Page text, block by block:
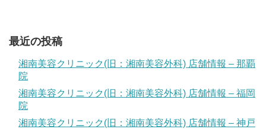
最近の投稿
湘南美容クリニック(旧：湘南美容外科) 店舗情報 – 那覇
院
湘南美容クリニック(旧：湘南美容外科) 店舗情報 – 福岡
院
湘南美容クリニック(旧：湘南美容外科) 店舗情報 – 神戸